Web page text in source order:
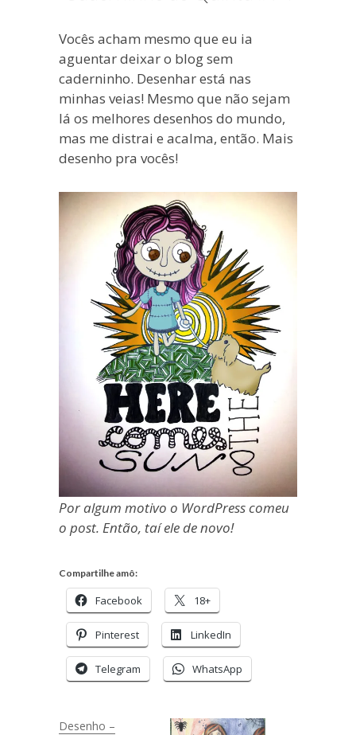
à
antiga.
Vocês acham mesmo que eu ia
aguentar deixar o blog sem
caderninho. Desenhar está nas
minhas veias! Mesmo que não sejam
lá os melhores desenhos do mundo,
mas me distrai e acalma, então. Mais
desenho pra vocês!
Por algum motivo o WordPress comeu
o post. Então, taí ele de novo!
Compartilhe amô:
Facebook 18+
Pinterest LinkedIn
Telegram WhatsApp
Desenho –